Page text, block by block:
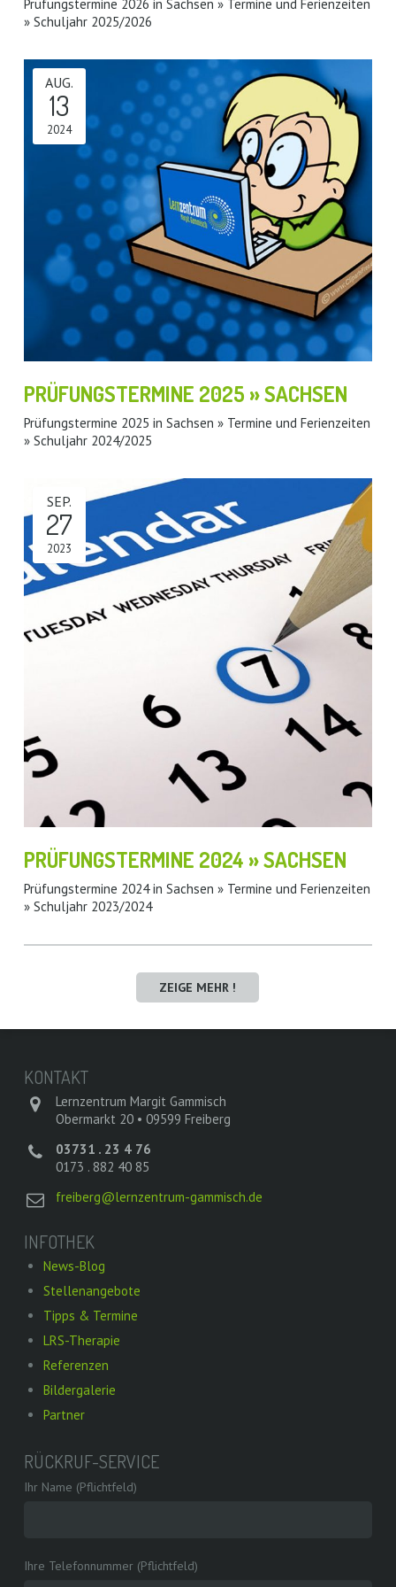
Prüfungstermine 2026 in Sachsen » Termine und Ferienzeiten
» Schuljahr 2025/2026
PRÜFUNGSTERMINE 2025 » SACHSEN
AUG.
13
2024
Prüfungstermine 2025 in Sachsen » Termine und Ferienzeiten
» Schuljahr 2024/2025
PRÜFUNGSTERMINE 2024 » SACHSEN
SEP.
27
2023
Prüfungstermine 2024 in Sachsen » Termine und Ferienzeiten
» Schuljahr 2023/2024
ZEIGE MEHR !
KONTAKT
Lernzentrum Margit Gammisch
Obermarkt 20 • 09599 Freiberg
03731 . 23 4 76
0173 . 882 40 85
freiberg@lernzentrum-gammisch.de
INFOTHEK
News-Blog
Stellenangebote
Tipps & Termine
LRS-Therapie
Referenzen
Bildergalerie
Partner
RÜCKRUF-SERVICE
Ihr Name (Pflichtfeld)
Ihre Telefonnummer (Pflichtfeld)